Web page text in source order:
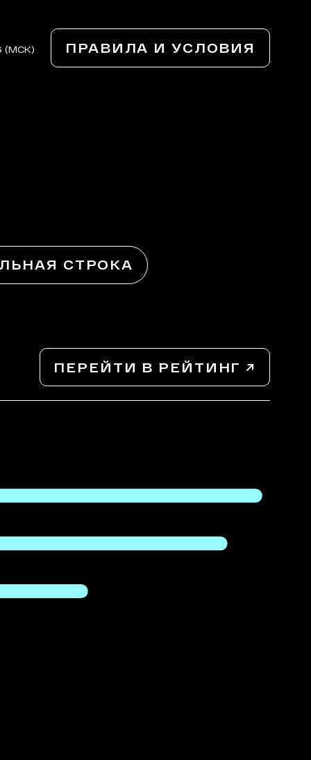
(МСК) ПРАВИЛА И УСЛОВИЯ
СТРОКА
ПЕРЕЙТИ В РЕЙТИНГ ↗